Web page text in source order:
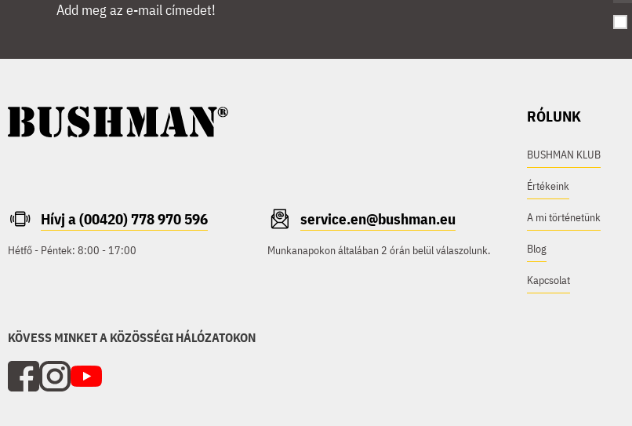
Add meg az e-mail címedet!
Hívj a (00420) 778 970 596
Hétfő - Péntek: 8:00 - 17:00
service.en@bushman.eu
Munkanapokon általában 2 órán belül válaszolunk.
KÖVESS MINKET A KÖZÖSSÉGI HÁLÓZATOKON
RÓLUNK
BUSHMAN KLUB
Értékeink
A mi történetünk
Blog
Kapcsolat